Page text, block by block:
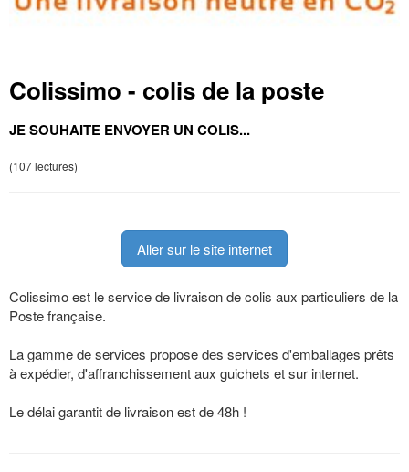
Colissimo - colis de la poste
JE SOUHAITE ENVOYER UN COLIS...
(107 lectures)
Aller sur le site internet
Colissimo est le service de livraison de colis aux particuliers de la
Poste française.
La gamme de services propose des services d'emballages prêts
à expédier, d'affranchissement aux guichets et sur internet.
Le délai garantit de livraison est de 48h !